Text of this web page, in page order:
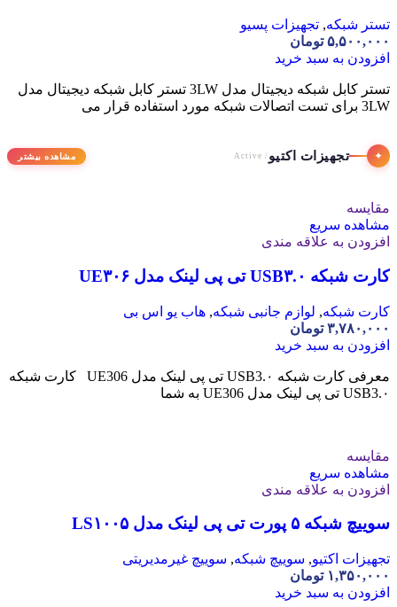
تستر شبکه, تجهیزات پسیو
۵,۵۰۰,۰۰۰ تومان
افزودن به سبد خرید
تستر کابل شبکه دیجیتال مدل 3LW تستر کابل شبکه دیجیتال مدل
3LW برای تست اتصالات شبکه مورد استفاده قرار می
✦ تجهیزات اکتیو / Active مشاهده بیشتر
مقایسه
مشاهده سریع
افزودن به علاقه مندی
کارت شبکه USB۳.۰ تی پی لینک مدل UE۳۰۶
کارت شبکه, لوازم جانبی شبکه, هاب یو اس بی
۳,۷۸۰,۰۰۰ تومان
افزودن به سبد خرید
معرفی کارت شبکه USB3.۰ تی پی لینک مدل UE306 کارت شبکه
USB3.۰ تی پی لینک مدل UE306 به شما
مقایسه
مشاهده سریع
افزودن به علاقه مندی
سوییچ شبکه ۵ پورت تی پی لینک مدل LS۱۰۰۵
تجهیزات اکتیو, سوییچ شبکه, سوییچ غیرمدیریتی
۱,۳۵۰,۰۰۰ تومان
افزودن به سبد خرید